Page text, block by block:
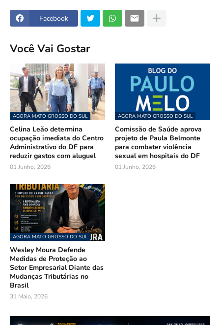
Facebook
Você Vai Gostar
AGORA MATO GROSSO DO SUL
Celina Leão determina
ocupação imediata do Centro
Administrativo do DF para
reduzir gastos com aluguel
01 Junho, 2026
AGORA MATO GROSSO DO SUL
Comissão de Saúde aprova
projeto de Paula Belmonte
para combater violência
sexual em hospitais do DF
01 Junho, 2026
AGORA MATO GROSSO DO SUL
Wesley Moura Defende
Medidas de Proteção ao
Setor Empresarial Diante das
Mudanças Tributárias no
Brasil
31 Maio, 2026